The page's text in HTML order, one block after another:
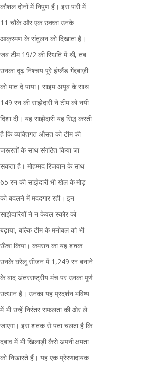
कौशल दोनों में निपुण हैं। इस पारी में
11 चौके और एक छक्का उनके
आक्रमण के संतुलन को दिखाता है।
जब टीम 19/2 की स्थिति में थी, तब
उनका दृढ़ निश्चय पूरे इंग्लैंड गेंदबाज़ी
को मात दे पाया। साइम अयूब के साथ
149 रन की साझेदारी ने टीम को नयी
दिशा दी। यह साझेदारी यह सिद्ध करती
है कि व्यक्तिगत औसत को टीम की
जरूरतों के साथ संगठित किया जा
सकता है। मोहम्मद रिजवान के साथ
65 रन की साझेदारी भी खेल के मोड़
को बदलने में मददगार रही। इन
साझेदारियों ने न केवल स्कोर को
बढ़ाया, बल्कि टीम के मनोबल को भी
ऊँचा किया। कमरान का यह शतक
उनके घरेलू सीजन में 1,249 रन बनाने
के बाद अंतरराष्ट्रीय मंच पर उनका पूर्ण
उत्थान है। उनका यह प्रदर्शन भविष्य
में भी उन्हें निरंतर सफलता की ओर ले
जाएगा। इस शतक से पता चलता है कि
दबाव में भी खिलाड़ी कैसे अपनी क्षमता
को निखारते हैं। यह एक प्रेरणादायक